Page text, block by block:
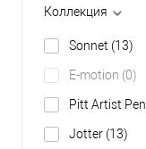
Коллекция
Sonnet (13)
E-motion (0)
Pitt Artist Pen
Jotter (13)